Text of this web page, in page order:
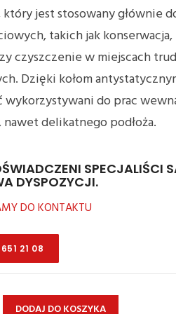
jest stosowany głównie
takich jak konserwacja,
czyszczenie w miejscach
Dzięki kołom
wykorzystywani do prac
delikatnego podłoża.
SPECJALIŚCI
DYSPOZYCJI.
DO KONTAKTU
21 08
DODAJ DO KOSZYKA